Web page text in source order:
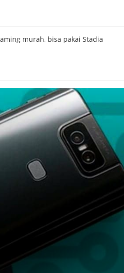
murah, bisa pakai Stadia